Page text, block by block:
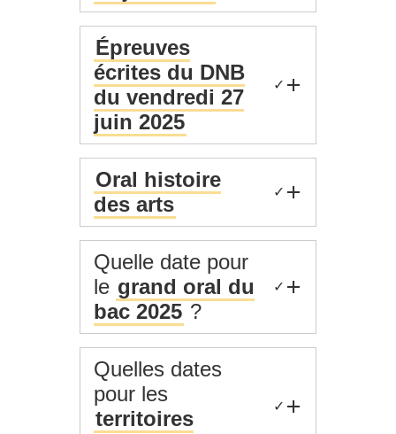
Épreuves
écrites du DNB
du vendredi 27
juin 2025
✓
Oral histoire
des arts
✓
Quelle date pour
le grand oral du
bac 2025 ?
✓
Quelles dates
pour les
territoires
✓